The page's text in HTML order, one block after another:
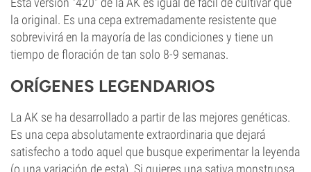
la original. Es una cepa extremadamente resistente que
sobrevivirá en la mayoría de las condiciones y tiene un
tiempo de floración de tan solo 8-9 semanas.
ORÍGENES LEGENDARIOS
La AK se ha desarrollado a partir de las mejores genéticas.
Es una cepa absolutamente extraordinaria que dejará
satisfecho a todo aquel que busque experimentar la leyenda
(o una variación de esta). Si quieres una sativa monstruosa,